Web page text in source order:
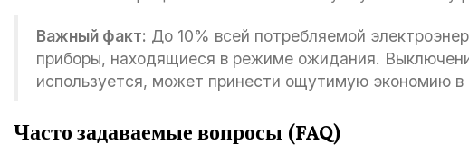
Важный факт: До 10% всей потребляемой
приборы, находящиеся в режиме ожидания.
используется, может принести ощутимую экономию в
Часто задаваемые вопросы (FAQ)